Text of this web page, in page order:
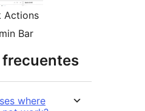
Actions
Bar
where